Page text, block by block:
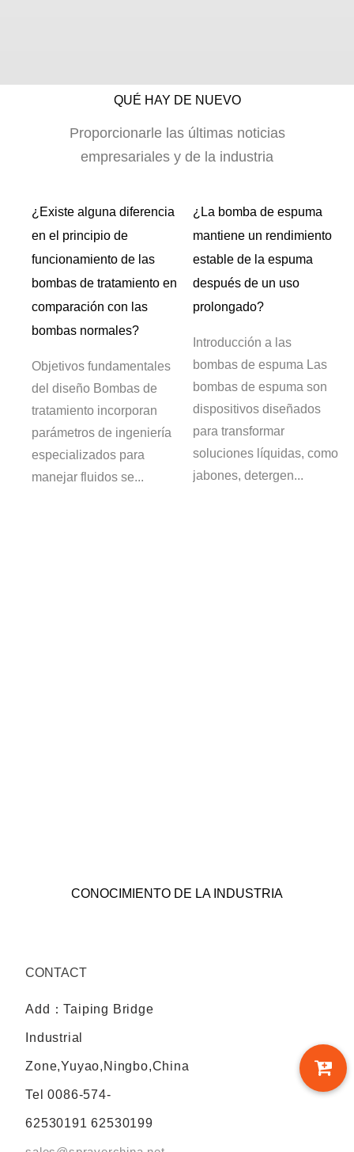
QUÉ HAY DE NUEVO
Proporcionarle las últimas noticias
empresariales y de la industria
¿Existe alguna diferencia
en el principio de
funcionamiento de las
bombas de tratamiento en
comparación con las
bombas normales?
Objetivos fundamentales
del diseño Bombas de
tratamiento incorporan
parámetros de ingeniería
especializados para
manejar fluidos se...
¿La bomba de espuma
mantiene un rendimiento
estable de la espuma
después de un uso
prolongado?
Introducción a las
bombas de espuma Las
bombas de espuma son
dispositivos diseñados
para transformar
soluciones líquidas, como
jabones, detergen...
CONOCIMIENTO DE LA INDUSTRIA
CONTACT
Add：Taiping Bridge
Industrial
Zone,Yuyao,Ningbo,China
Tel 0086-574-
62530191 62530199